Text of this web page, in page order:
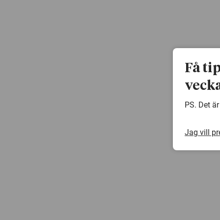
Få
PS. Det
Jag vill